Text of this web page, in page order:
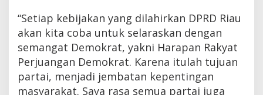
“Setiap kebijakan yang dilahirkan DPRD Riau
akan kita coba untuk selaraskan dengan
semangat Demokrat, yakni Harapan Rakyat
Perjuangan Demokrat. Karena itulah tujuan
partai, menjadi jembatan kepentingan
masyarakat. Saya rasa semua partai juga